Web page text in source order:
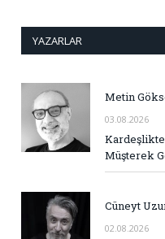
YAZARLAR
Metin
03.08.2026
Müşterek
Cüneyt
02.08.2026